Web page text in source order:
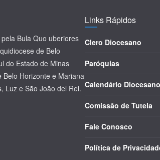
Bula Quo uberiores
de Belo
do Estado de Minas
Belo Horizonte e Mariana
Luz e São João del Rei.
Links Rápidos
Clero Diocesano
Paróquias
Calendário
Comissão de Tutela
Fale Conosco
Política de